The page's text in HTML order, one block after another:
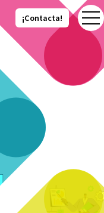
¡Contacta!
¡Contacta!